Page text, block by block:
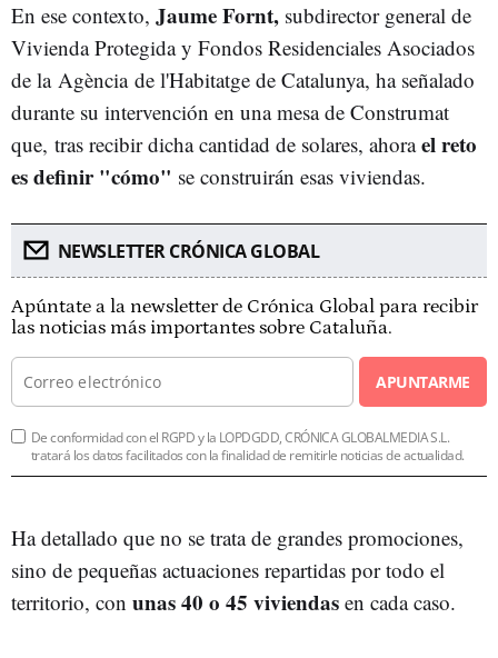
En ese contexto, Jaume Fornt, subdirector general de
Vivienda Protegida y Fondos Residenciales Asociados
de la Agència de l'Habitatge de Catalunya, ha señalado
durante su intervención en una mesa de Construmat
que, tras recibir dicha cantidad de solares, ahorael reto
es definir "cómo" se construirán esas viviendas.
NEWSLETTER CRÓNICA GLOBAL
Apúntate a la newsletter de Crónica Global para recibir
las noticias más importantes sobre Cataluña.
APUNTARME
De conformidad con el RGPD y la LOPDGDD, CRÓNICA GLOBALMEDIA S.L.
tratará los datos facilitados con la finalidad de remitirle noticias de actualidad.
Ha detallado que no se trata de grandes promociones,
sino de pequeñas actuaciones repartidas por todo el
territorio, con unas 40 o 45 viviendas en cada caso.